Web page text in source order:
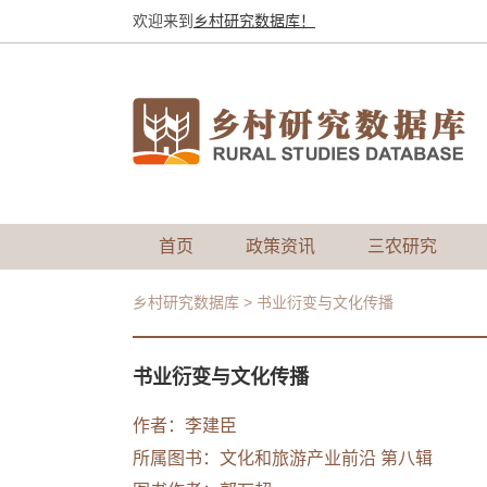
欢迎来到 乡村研究数据库！
首页 政策资讯 三农研究
乡村研究数据库 > 书业衍变与文化传播
书业衍变与文化传播
作者： 李建臣
所属图书： 文化和旅游产业前沿 第八辑